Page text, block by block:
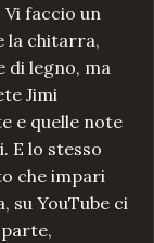
faccio un
la chitarra,
di legno, ma
Jimi
e quelle note
E lo stesso
che impari
su YouTube ci